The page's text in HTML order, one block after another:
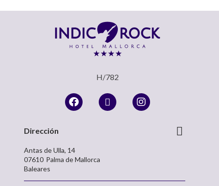
H/782
Dirección
Antas de Ulla, 14
07610 Palma de Mallorca
Baleares